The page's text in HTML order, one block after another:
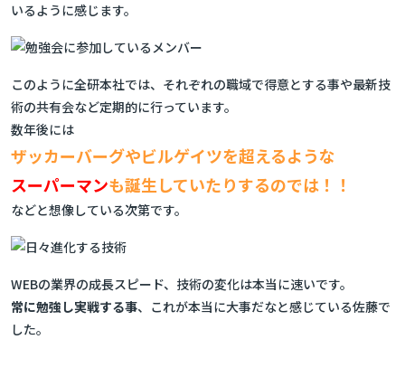
いるように感じます。
このように全研本社では、それぞれの職域で得意とする事や最新技
術の共有会など定期的に行っています。
数年後には
ザッカーバーグやビルゲイツを超えるような
スーパーマンも誕生していたりするのでは！！
などと想像している次第です。
WEBの業界の成長スピード、技術の変化は本当に速いです。
常に勉強し実戦する事、これが本当に大事だなと感じている佐藤で
した。